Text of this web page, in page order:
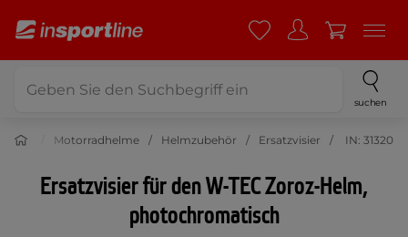
suchen
Moto Motorradhelme Helmzubehör Ersatzvisier IN: 31320
Ersatzvisier für den W-TEC Zoroz-Helm,
photochromatisch